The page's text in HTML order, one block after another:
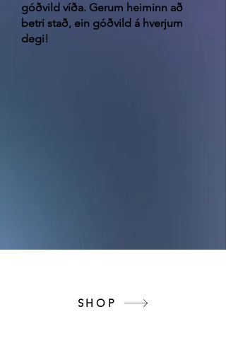
góðvild víða. Gerum heiminn að
betri stað, ein góðvild á hverjum
degi!
SHOP